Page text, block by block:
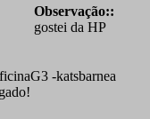
Observação::
gostei da HP
-katsbarnea